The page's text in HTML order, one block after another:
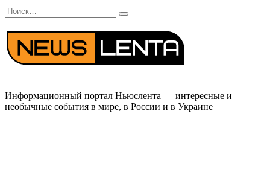
Перейти
к
содержанию
Search
for:
Информационный портал Ньюслента — интересные и
необычные события в мире, в России и в Украине